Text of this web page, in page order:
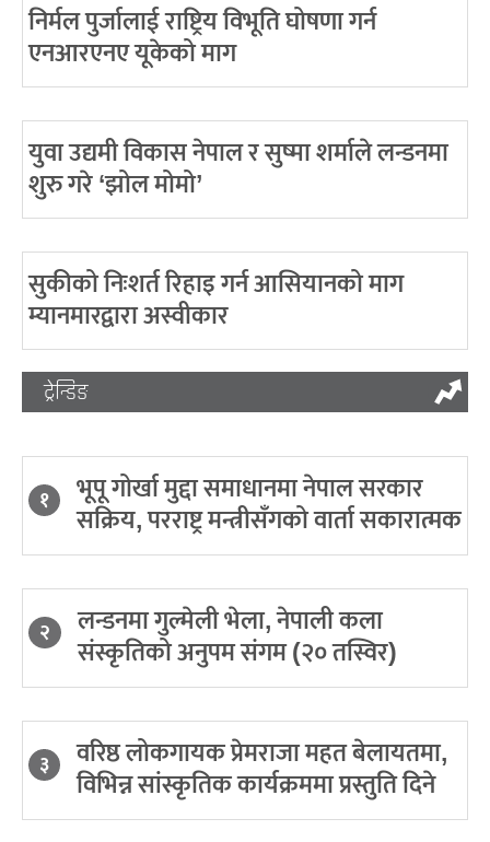
निर्मल पुर्जालाई राष्ट्रिय विभूति घोषणा गर्न
एनआरएनए यूकेको माग
युवा उद्यमी विकास नेपाल र सुष्मा शर्माले लन्डनमा
शुरु गरे ‘झोल मोमो’
सुकीको निःशर्त रिहाइ गर्न आसियानको माग
म्यानमारद्वारा अस्वीकार
ट्रेन्डिङ
१ भूपू गोर्खा मुद्दा समाधानमा नेपाल सरकार
सक्रिय, परराष्ट्र मन्त्रीसँगको वार्ता सकारात्मक
२ लन्डनमा गुल्मेली भेला, नेपाली कला
संस्कृतिको अनुपम संगम (२० तस्विर)
३ वरिष्ठ लोकगायक प्रेमराजा महत बेलायतमा,
विभिन्न सांस्कृतिक कार्यक्रममा प्रस्तुति दिने